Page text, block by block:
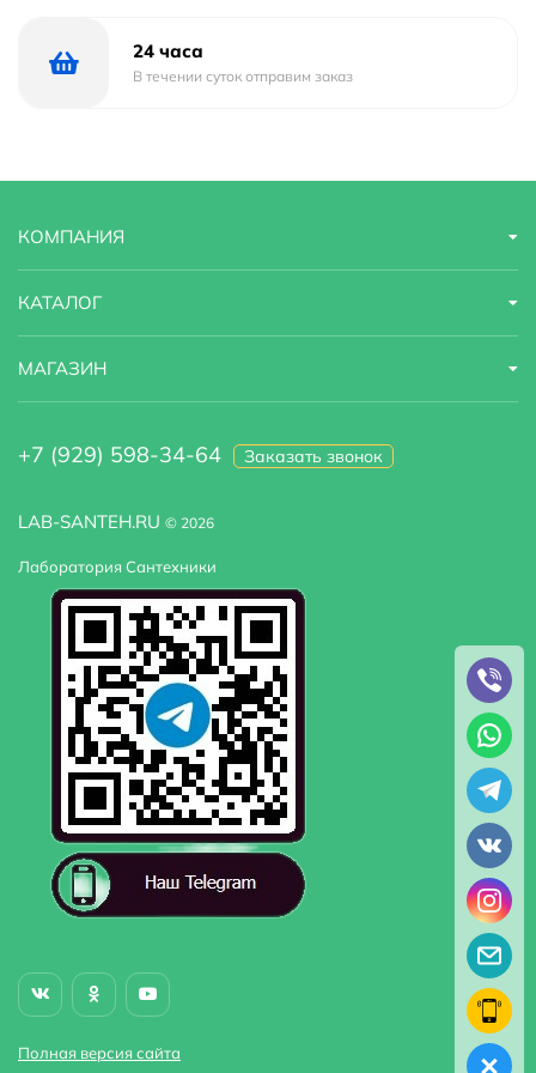
Стандарт подводки 1/2"
24 часа
В течении суток отправим заказ
LAB-SANTEH.RU © 2026
Лаборатория Сантехники
Полная версия сайта
КОМПАНИЯ
КАТАЛОГ
МАГАЗИН
+7 (929) 598-34-64 Заказать звонок